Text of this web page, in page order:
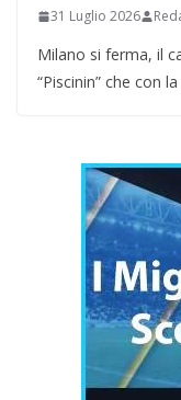
31 Luglio 2026
Milano si ferma, il
“Piscinin” che con